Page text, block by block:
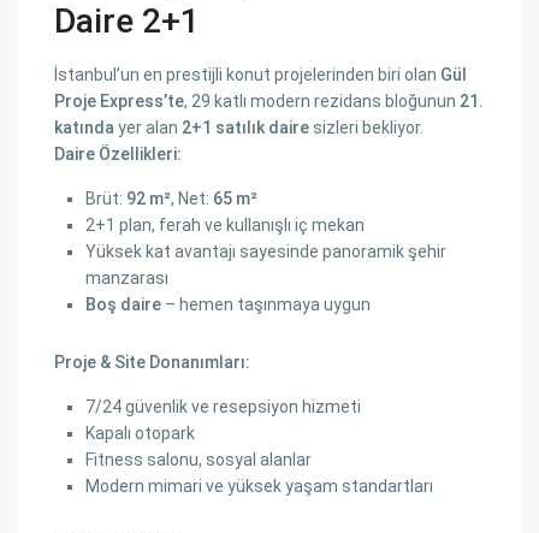
Daire 2+1
İstanbul’un en prestijli konut projelerinden biri olan Gül
Proje Express’te, 29 katlı modern rezidans bloğunun 21.
katında yer alan 2+1 satılık daire sizleri bekliyor.
Daire Özellikleri:
Brüt: 92 m², Net: 65 m²
2+1 plan, ferah ve kullanışlı iç mekan
Yüksek kat avantajı sayesinde panoramik şehir
manzarası
Boş daire – hemen taşınmaya uygun
Proje & Site Donanımları:
7/24 güvenlik ve resepsiyon hizmeti
Kapalı otopark
Fitness salonu, sosyal alanlar
Modern mimari ve yüksek yaşam standartları